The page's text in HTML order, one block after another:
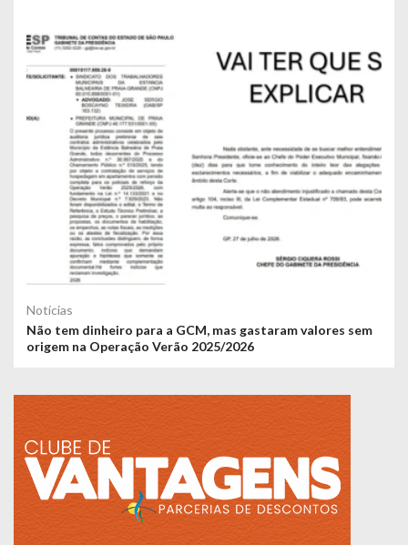
Notícias
Não tem dinheiro para a GCM, mas gastaram valores sem
origem na Operação Verão 2025/2026